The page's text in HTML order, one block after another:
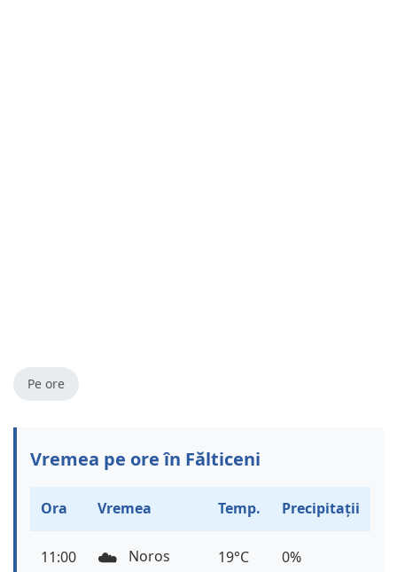
Pe ore
Vremea pe ore în Fălticeni
Ora Vremea Temp. Precipitații
11:00 ☁️ Noros 19°C 0%